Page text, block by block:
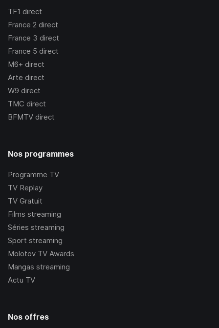
TF1 direct
France 2 direct
France 3 direct
France 5 direct
M6+ direct
Arte direct
W9 direct
TMC direct
BFMTV direct
Nos programmes
Programme TV
TV Replay
TV Gratuit
Films streaming
Séries streaming
Sport streaming
Molotov TV Awards
Mangas streaming
Actu TV
Nos offres